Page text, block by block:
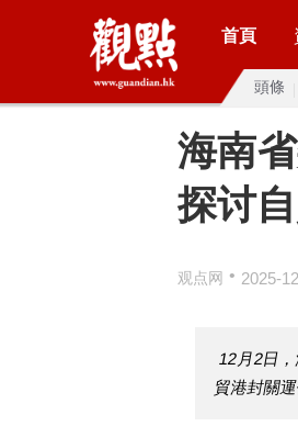
首頁
頭條
海南
探讨
观点网 • 2025-
12月2日
貿港封關